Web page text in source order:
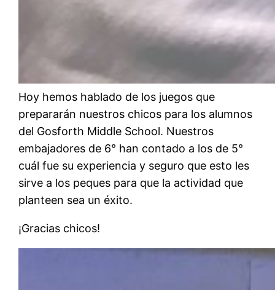
Hoy hemos hablado de los juegos que
prepararán nuestros chicos para los alumnos
del Gosforth Middle School. Nuestros
embajadores de 6° han contado a los de 5°
cuál fue su experiencia y seguro que esto les
sirve a los peques para que la actividad que
planteen sea un éxito.
¡Gracias chicos!